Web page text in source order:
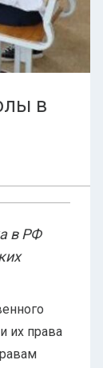
в
в РФ
их права